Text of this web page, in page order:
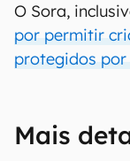
O Sora,
por permitir
protegidos
Mais